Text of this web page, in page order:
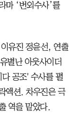
마 ‘번외수사’를
유진 정윤선, 연출
별난 아웃사이더
공조' 수사를 펼
액션. 차우진은 극
역을 맡았다.